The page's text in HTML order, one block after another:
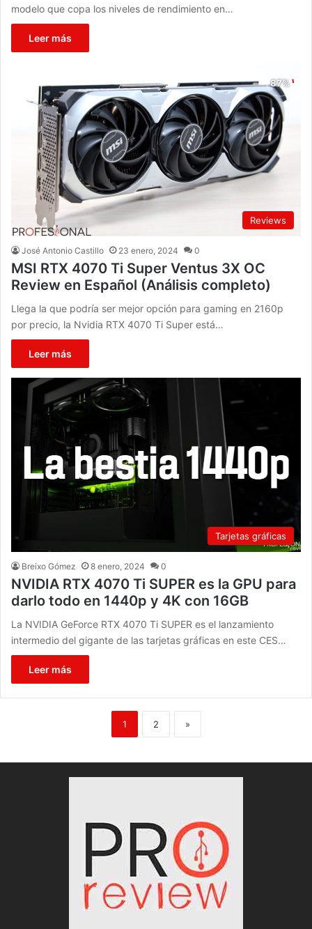
modelo que copa los niveles de rendimiento en…
Leer más
Reviews
José Antonio Castillo 23 enero, 2024 0
MSI RTX 4070 Ti Super Ventus 3X OC
Review en Español (Análisis completo)
Llega la que podría ser mejor opción para gaming en 2160p
por precio, la Nvidia RTX 4070 Ti Super está…
Leer más
Tarjetas gráficas
Breixo Gómez 8 enero, 2024 0
NVIDIA RTX 4070 Ti SUPER es la GPU para
darlo todo en 1440p y 4K con 16GB
La NVIDIA GeForce RTX 4070 Ti SUPER es el lanzamiento
intermedio del gigante de las tarjetas gráficas en este CES…
Leer más
1 2 »